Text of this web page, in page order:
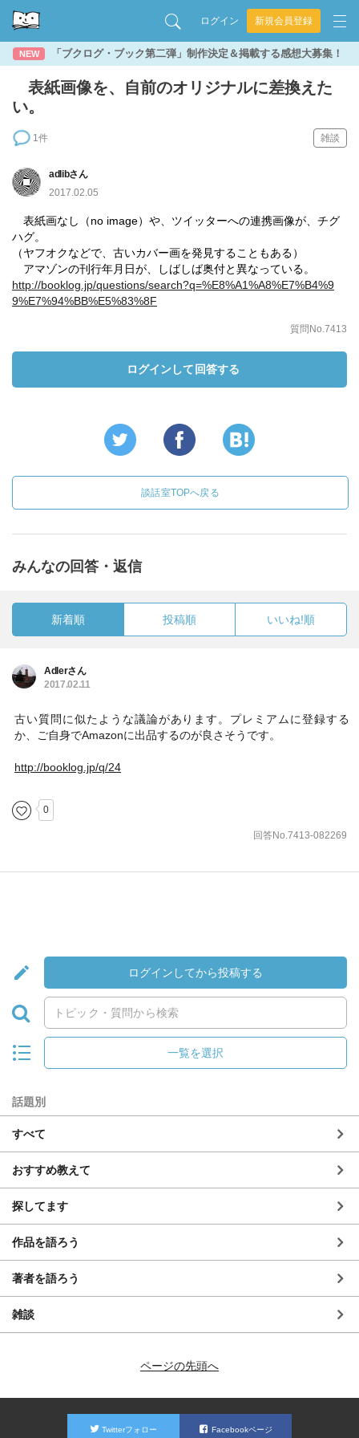
ログイン 新規会員登録
NEW 「ブクログ・ブック第二弾」制作決定＆掲載する感想大募集！
表紙画像を、自前のオリジナルに差換えた
い。
1件 雑談
adlibさん
2017.02.05
表紙画なし（no image）や、ツイッターへの連携画像が、チグ
ハグ。
（ヤフオクなどで、古いカバー画を発見することもある）
アマゾンの刊行年月日が、しばしば奥付と異なっている。
http://booklog.jp/questions/search?q=%E8%A1%A8%E7%B4%9
9%E7%94%BB%E5%83%8F
質問No.7413
ログインして回答する
談話室TOPへ戻る
みんなの回答・返信
新着順 投稿順 いいね!順
Adlerさん
2017.02.11
古い質問に似たような議論があります。プレミアムに登録する
か、ご自身でAmazonに出品するのが良さそうです。
http://booklog.jp/q/24
0
回答No.7413-082269
ログインしてから投稿する
一覧を選択
話題別
すべて
おすすめ教えて
探してます
作品を語ろう
著者を語ろう
雑談
ページの先頭へ
Twitterフォロー Facebookページ